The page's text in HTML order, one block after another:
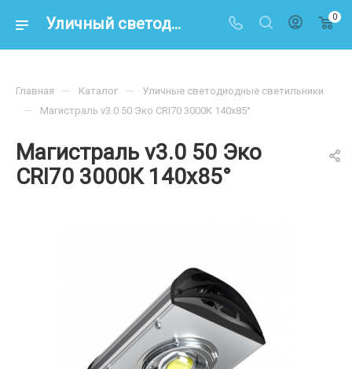
Уличный светодиодный светильник Магистраль V3.0-50 ЭКО 3000К 140x85° – купить по цене 6 200 р. в интернет-магазине energoresurs-spb.ru 0
Магистраль v3.0 50 Эко
CRI70 3000К 140х85°
Главная — Каталог — Уличные светодиодные светильники
— Магистраль v3.0 50 Эко CRI70 3000К 140х85°